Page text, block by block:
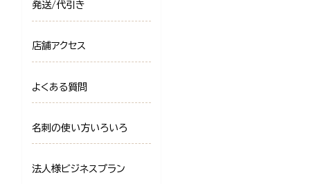
発送/代引き
店舗アクセス
よくある質問
名刺の使い方いろいろ
法人様ビジネスプラン